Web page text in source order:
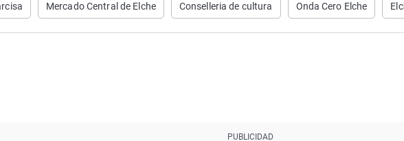
Mercado Central de Elche Conselleria de cultura Onda Cero Elche